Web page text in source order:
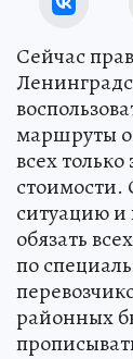
Сейчас
маршруты
всех
стоимости.
ситуацию и
обязать
по
районных